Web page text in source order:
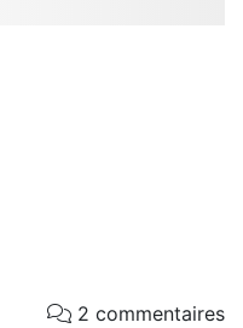
2 commentaires